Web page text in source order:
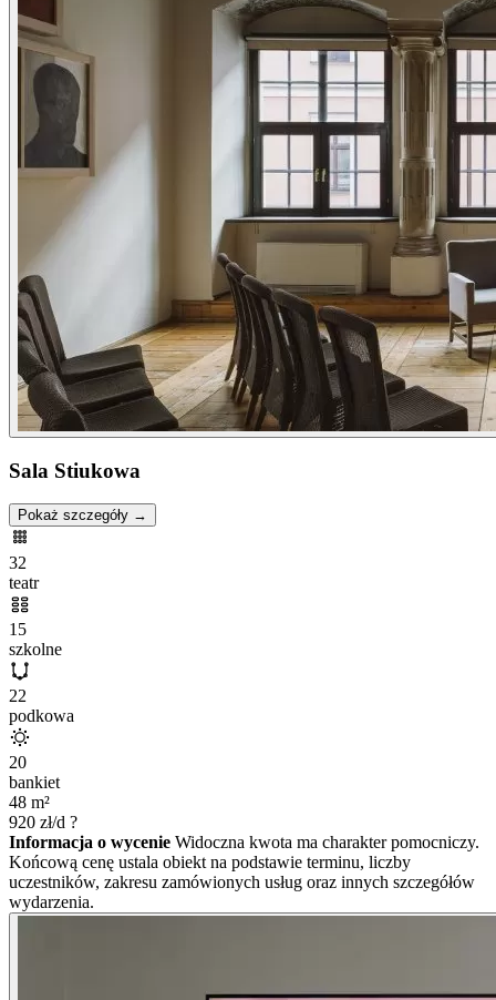
Sala Stiukowa
Pokaż szczegóły →
32
teatr
15
szkolne
22
podkowa
20
bankiet
48 m²
920 zł/d ?
Informacja o wycenie Widoczna kwota ma charakter pomocniczy.
Końcową cenę ustala obiekt na podstawie terminu, liczby
uczestników, zakresu zamówionych usług oraz innych szczegółów
wydarzenia.